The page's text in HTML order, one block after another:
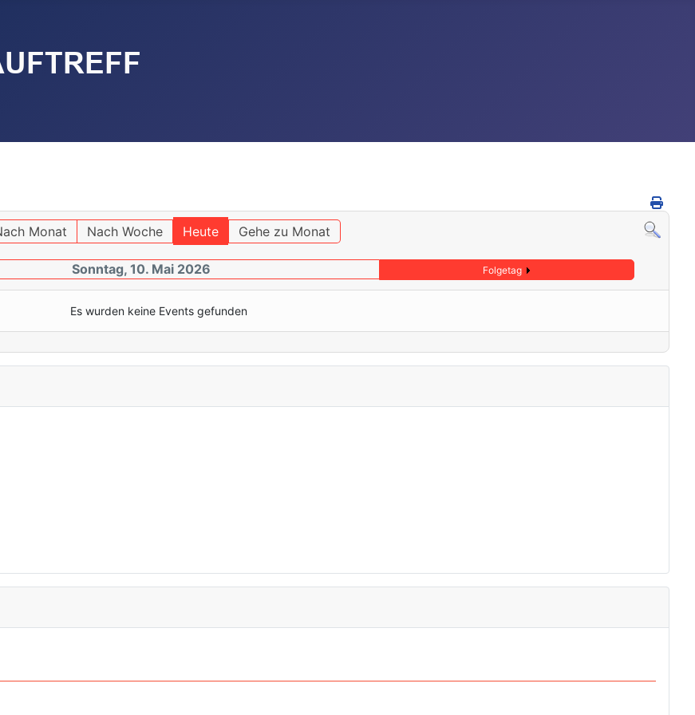
Monat Nach Woche Heute Gehe zu Monat
Sonntag, 10. Mai 2026 Folgetag
Es wurden keine Events gefunden